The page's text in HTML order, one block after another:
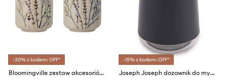
-30% z kodem: OFF*
Bloomingville zestaw akcesoriów łazienkowych Nature (2-pack)
-15% z kodem: OFF*
Joseph Joseph dozownik do mydła Presto™